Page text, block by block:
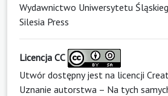
Wydawnictwo Uniwersytetu
Silesia Press
Licencja CC
Utwór dostępny jest na licencji
Uznanie autorstwa – Na tych